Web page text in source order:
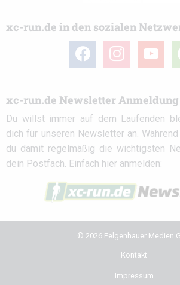
xc-run.de in den sozialen
facebook instagramyoutube
xc-run.de Newsletter Anmeldung
Du willst immer auf dem Laufenden
dich für unseren Newsletter an.
du damit regelmäßig die wichtigsten
dein Postfach. Einfach hier anmelden:
© 2026 Felgenhauer Medien
Kontakt
Impressum